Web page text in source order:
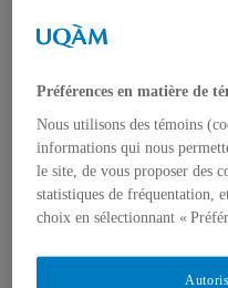
Test diagnostique en
Informations sur
Calendrier des
Exigences à l’oral
Présentation du
Comment
Description du test
Préférences en matière de
Nous utilisons des témoins
informations qui nous
le site, de vous proposer des
statistiques de fréquentation,
choix en sélectionnant «